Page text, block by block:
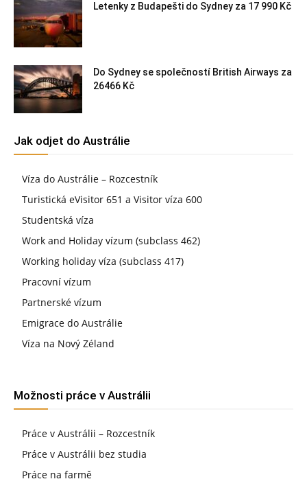
Letenky z Budapešti do Sydney za 17 990 Kč
Do Sydney se společností British Airways za
26466 Kč
Jak odjet do Austrálie
Víza do Austrálie – Rozcestník
Turistická eVisitor 651 a Visitor víza 600
Studentská víza
Work and Holiday vízum (subclass 462)
Working holiday víza (subclass 417)
Pracovní vízum
Partnerské vízum
Emigrace do Austrálie
Víza na Nový Zéland
Možnosti práce v Austrálii
Práce v Austrálii – Rozcestník
Práce v Austrálii bez studia
Práce na farmě